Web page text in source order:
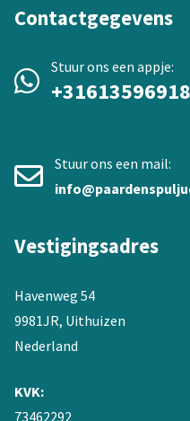
Contactgegevens
Stuur ons een appje:
+31613596918
Stuur ons een mail:
Vestigingsadres
Havenweg 54
9981JR, Uithuizen
Nederland
KVK:
73462292